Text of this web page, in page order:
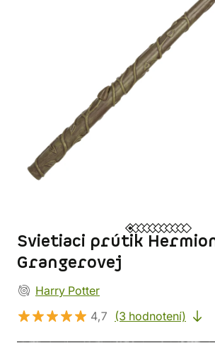
Svietiaci prútik
Grangerovej
Harry Potter
4,7
(3 hodnotení)